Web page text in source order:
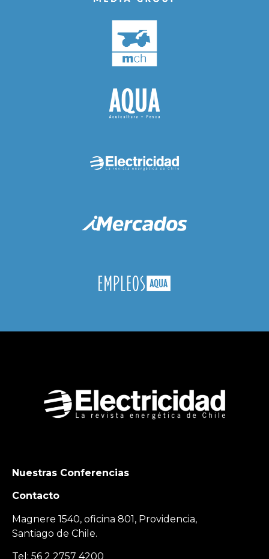
Nuestras Conferencias
Contacto
Magnere 1540, oficina 801, Providencia,
Santiago de Chile.
Tel: 56 2 2757 4200